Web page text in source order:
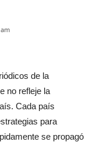
de la
no refleje la
Cada país
para
se propagó